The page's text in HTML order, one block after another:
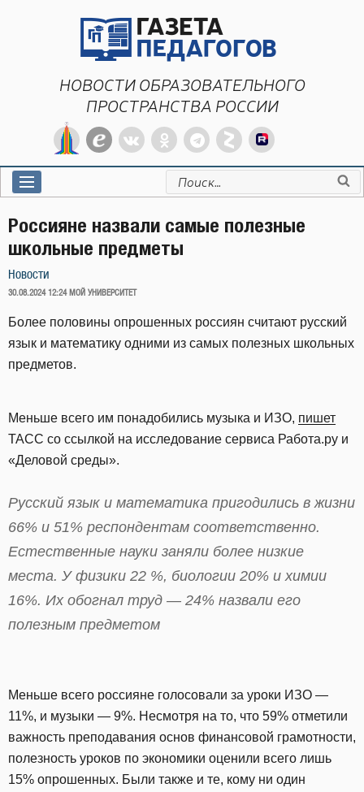
НОВОСТИ ОБРАЗОВАТЕЛЬНОГО
ПРОСТРАНСТВА РОССИИ
Искать:
Россияне назвали самые полезные
школьные предметы
Новости
ОПУБЛИКОВАНО
30.08.2024 12:24 МОЙ УНИВЕРСИТЕТ
Более половины опрошенных россиян считают русский
язык и математику одними из самых полезных школьных
предметов.
Меньше всего им понадобились музыка и ИЗО, пишет
ТАСС со ссылкой на исследование сервиса Работа.ру и
«Деловой среды».
Русский язык и математика пригодились в жизни
66% и 51% респондентам соответственно.
Естественные науки заняли более низкие
места. У физики 22 %, биологии 20% и химии
16%. Их обогнал труд — 24% назвали его
полезным предметом
Меньше всего россияне голосовали за уроки ИЗО —
11%, и музыки — 9%. Несмотря на то, что 59% отметили
важность преподавания основ финансовой грамотности,
полезность уроков по экономики оценили всего лишь
15% опрошенных. Были также и те, кому ни один